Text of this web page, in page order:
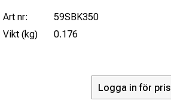
Art nr:
59SBK350
Vikt (kg)
0.176
Logga in för pris